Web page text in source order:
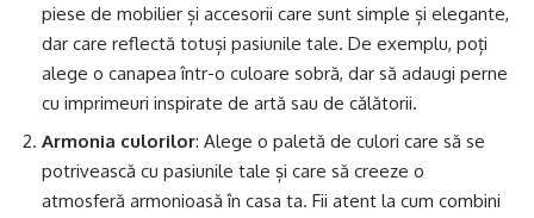
piese de mobilier și accesorii care sunt simple și elegante,
dar care reflectă totuși pasiunile tale. De exemplu, poți
alege o canapea într-o culoare sobră, dar să adaugi perne
cu imprimeuri inspirate de artă sau de călătorii.
Armonia culorilor: Alege o paletă de culori care să se
potrivească cu pasiunile tale și care să creeze o
atmosferă armonioasă în casa ta. Fii atent la cum combini